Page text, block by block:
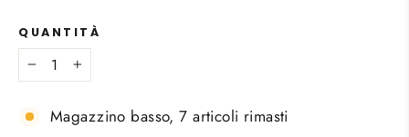
QUANTITÀ
−
+
Magazzino basso, 7 articoli rimasti